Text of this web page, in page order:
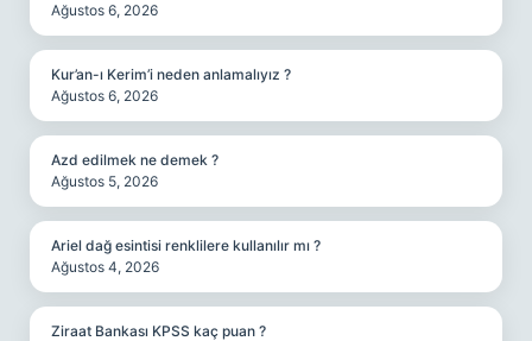
Ağustos 6, 2026
Kur’an-ı Kerim’i neden anlamalıyız ?
Ağustos 6, 2026
Azd edilmek ne demek ?
Ağustos 5, 2026
Ariel dağ esintisi renklilere kullanılır mı ?
Ağustos 4, 2026
Ziraat Bankası KPSS kaç puan ?